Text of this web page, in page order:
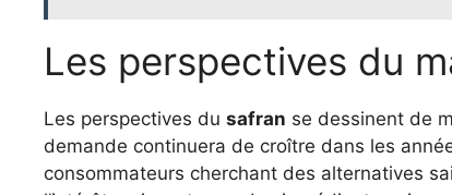
Les perspectives du
Les perspectives du safran se dessinent de
demande continuera de croître dans les
consommateurs cherchant des alternatives